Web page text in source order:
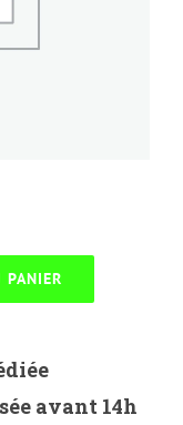
PANIER
avant 14h